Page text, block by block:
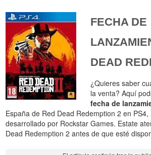
FECHA DE
DEAD
¿Quieres saber
la venta? Aquí
fecha de
España de Red Dead Redemption 2 en PS4,
desarrollado por Rockstar Games. Estate
Dead Redemption 2 antes de que esté